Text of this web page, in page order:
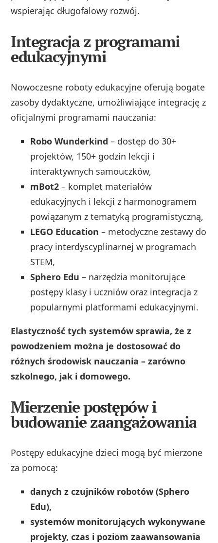
wspierając długofalowy rozwój.
Integracja z programami
edukacyjnymi
Nowoczesne roboty edukacyjne oferują bogate
zasoby dydaktyczne, umożliwiające integrację z
oficjalnymi programami nauczania:
Robo Wunderkind – dostęp do 30+
projektów, 150+ godzin lekcji i
interaktywnych samouczków,
mBot2 – komplet materiałów
edukacyjnych i lekcji z harmonogramem
powiązanym z tematyką programistyczną,
LEGO Education – metodyczne zestawy do
pracy interdyscyplinarnej w programach
STEM,
Sphero Edu – narzędzia monitorujące
postępy klasy i uczniów oraz integracja z
popularnymi platformami edukacyjnymi.
Elastyczność tych systemów sprawia, że z
powodzeniem można je dostosować do
różnych środowisk nauczania – zarówno
szkolnego, jak i domowego.
Mierzenie postępów i
budowanie zaangażowania
Postępy edukacyjne dzieci mogą być mierzone
za pomocą:
danych z czujników robotów (Sphero
Edu),
systemów monitorujących wykonywane
projekty, czas i poziom zaawansowania